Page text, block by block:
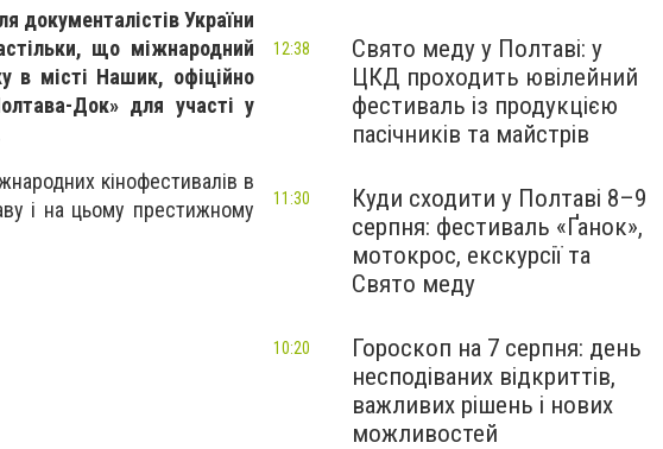
документалістів України
що міжнародний
в місті Нашик, офіційно
Док» для участі у
кінофестивалів в
і на цьому престижному
Свято меду у Полтаві: у
ЦКД проходить ювілейний
фестиваль із продукцією
пасічників та майстрів
12:38
Куди сходити у Полтаві 8–9
серпня: фестиваль «Ґанок»,
мотокрос, екскурсії та
Свято меду
11:30
Гороскоп на 7 серпня: день
несподіваних відкриттів,
важливих рішень і нових
можливостей
10:20